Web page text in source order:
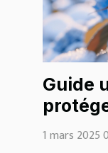
Guide
des
1 mars 2025